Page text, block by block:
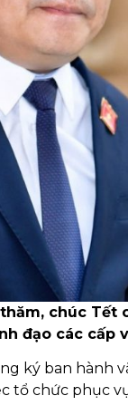
chúc
đạo các cấp
ký ban hành
tổ chức phục